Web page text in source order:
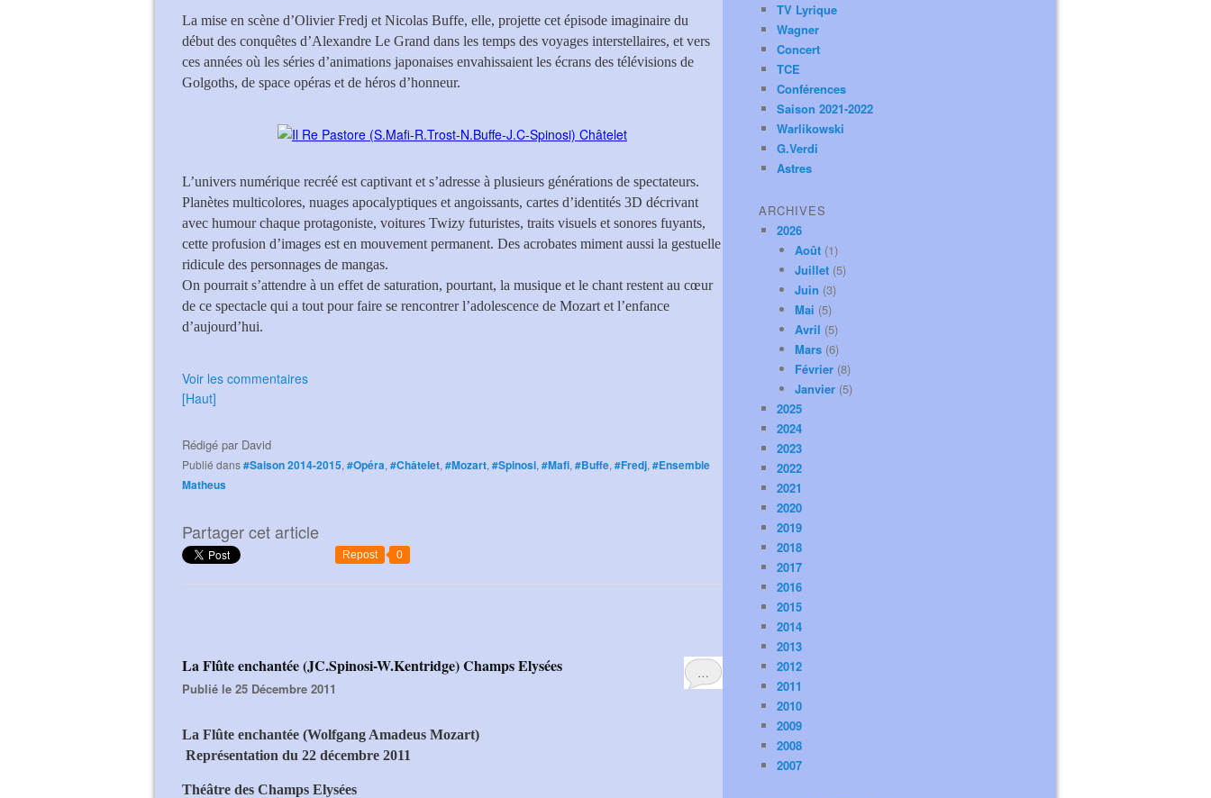
La mise en scène d’Olivier Fredj et Nicolas Buffe, elle, projette cet épisode imaginaire du
début des conquêtes d’Alexandre Le Grand dans les temps des voyages interstellaires, et vers
ces années où les séries d’animations japonaises envahissaient les écrans des télévisions de
Golgoths, de space opéras et de héros d’honneur.
L’univers numérique recréé est captivant et s’adresse à plusieurs générations de spectateurs.
Planètes multicolores, nuages apocalyptiques et angoissants, cartes d’identités 3D décrivant
avec humour chaque protagoniste, voitures Twizy futuristes, traits visuels et sonores fuyants,
cette profusion d’images est en mouvement permanent. Des acrobates miment aussi la gestuelle
ridicule des personnages de mangas.
On pourrait s’attendre à un effet de saturation, pourtant, la musique et le chant restent au cœur
de ce spectacle qui a tout pour faire se rencontrer l’adolescence de Mozart et l’enfance
d’aujourd’hui.
Voir les commentaires
[Haut]
Rédigé par David
Publié dans#Saison 2014-2015, #Opéra, #Châtelet, #Mozart, #Spinosi, #Mafi, #Buffe, #Fredj, #Ensemble
Matheus
Partager cet article
Repost 0
…
La Flûte enchantée (JC.Spinosi-W.Kentridge) Champs Elysées
Publié le 25 Décembre 2011
La Flûte enchantée (Wolfgang Amadeus Mozart)
Représentation du 22 décembre 2011
Théâtre des Champs Elysées
TV Lyrique
Wagner
Concert
TCE
Conférences
Saison 2021-2022
Warlikowski
G.Verdi
Astres
ARCHIVES
2026
Août (1)
Juillet (5)
Juin (3)
Mai (5)
Avril (5)
Mars (6)
Février (8)
Janvier (5)
2025
2024
2023
2022
2021
2020
2019
2018
2017
2016
2015
2014
2013
2012
2011
2010
2009
2008
2007